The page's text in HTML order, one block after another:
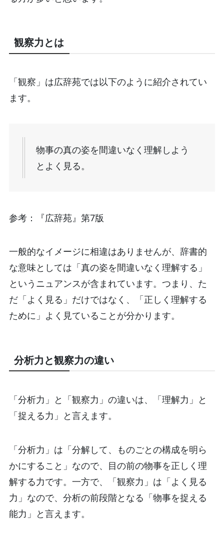
観察力とは
「観察」は広辞苑では以下のように紹介されてい
ます。
物事の真の姿を間違いなく理解しよう
とよく見る。
参考：『広辞苑』第7版
一般的なイメージに相違はありませんが、辞書的
な意味としては「真の姿を間違いなく理解する」
というニュアンスが含まれています。つまり、た
だ「よく見る」だけではなく、「正しく理解する
ために」よく見ていることが分かります。
分析力と観察力の違い
「分析力」と「観察力」の違いは、「理解力」と
「捉える力」と言えます。
「分析力」は「分解して、ものごとの構成を明ら
かにすること」なので、目の前の物事を正しく理
解する力です。一方で、「観察力」は「よく見る
力」なので、分析の前段階となる「物事を捉える
能力」と言えます。